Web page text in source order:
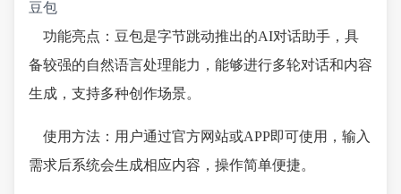
豆包
功能亮点：豆包是字节跳动推出的AI对话助手，具
备较强的自然语言处理能力，能够进行多轮对话和内容
生成，支持多种创作场景。
使用方法：用户通过官方网站或APP即可使用，输入
需求后系统会生成相应内容，操作简单便捷。